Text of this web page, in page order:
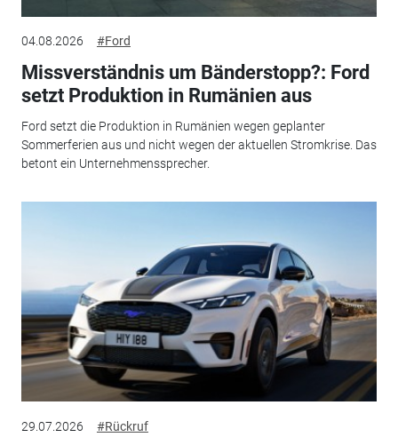
04.08.2026 #Ford
Missverständnis um Bänderstopp?: Ford
setzt Produktion in Rumänien aus
Ford setzt die Produktion in Rumänien wegen geplanter
Sommerferien aus und nicht wegen der aktuellen Stromkrise. Das
betont ein Unternehmenssprecher.
29.07.2026 #Rückruf